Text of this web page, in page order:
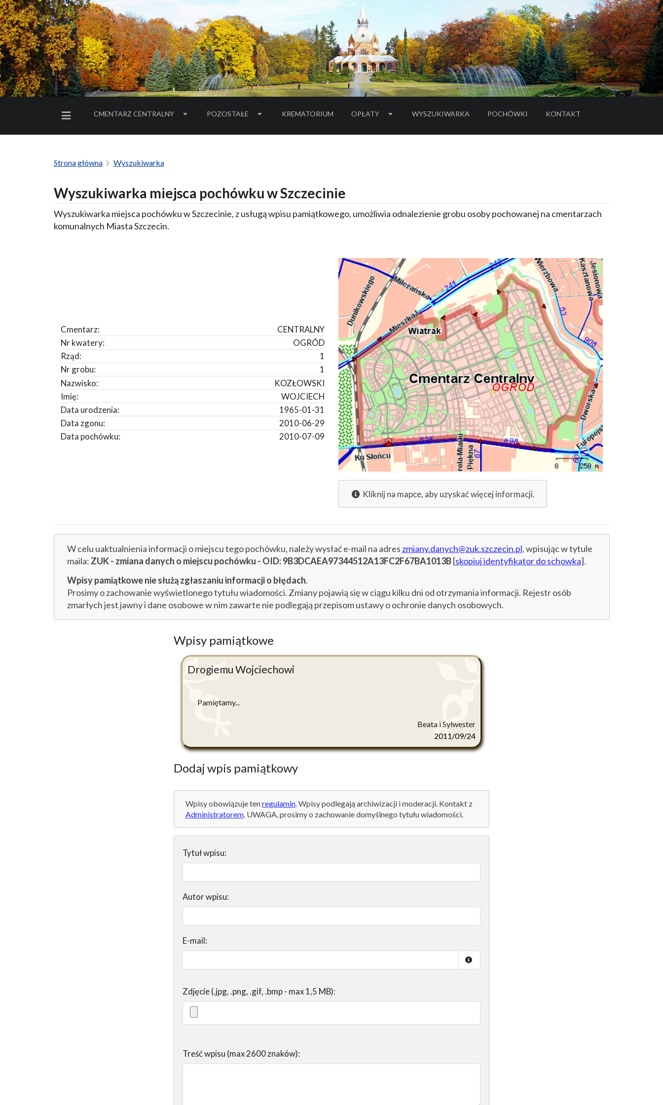
MENU BOCZNE
CMENTARZ CENTRALNY POZOSTAŁE KREMATORIUM OPŁATY WYSZUKIWARKA POCHÓWKI
- LINK DO SERWISU ZEWNĘTRZNEGO
KONTAKT
Strona główna Wyszukiwarka
Wyszukiwarka miejsca pochówku w Szczecinie
Wyszukiwarka miejsca pochówku w Szczecinie, z usługą wpisu pamiątkowego, umożliwia odnalezienie grobu osoby pochowanej na cmentarzach
komunalnych Miasta Szczecin.
CENTRALNY
Cmentarz:
OGRÓD
Nr kwatery:
1
Rząd:
1
Nr grobu:
KOZŁOWSKI
Nazwisko:
WOJCIECH
Imię:
1965-01-31
Data urodzenia:
2010-06-29
Data zgonu:
2010-07-09
Data pochówku:
Kliknij na mapce, aby uzyskać więcej informacji.
W celu uaktualnienia informacji o miejscu tego pochówku, należy wysłać e-mail na adres zmiany.danych@zuk.szczecin.pl, wpisując w tytule
maila: ZUK - zmiana danych o miejscu pochówku - OID: 9B3DCAEA97344512A13FC2F67BA1013B[skopiuj identyfikator do schowka].
Wpisy pamiątkowe nie służą zgłaszaniu informacji o błędach.
Prosimy o zachowanie wyświetlonego tytułu wiadomości. Zmiany pojawią się w ciągu kilku dni od otrzymania informacji. Rejestr osób
zmarłych jest jawny i dane osobowe w nim zawarte nie podlegają przepisom ustawy o ochronie danych osobowych.
Wpisy pamiątkowe
Drogiemu Wojciechowi
Pamiętamy...
Beata i Sylwester
2011/09/24
Dodaj wpis pamiątkowy
Wpisy obowiązuje tenregulamin . Wpisy podlegają archiwizacji i moderacji. Kontakt z
Administratorem . UWAGA, prosimy o zachowanie domyślnego tytułu wiadomości.
Tytuł wpisu:
Autor wpisu:
E-mail:
Zdjęcie (.jpg, .png, .gif, .bmp - max 1,5 MB):
Treść wpisu (max 2600 znaków):